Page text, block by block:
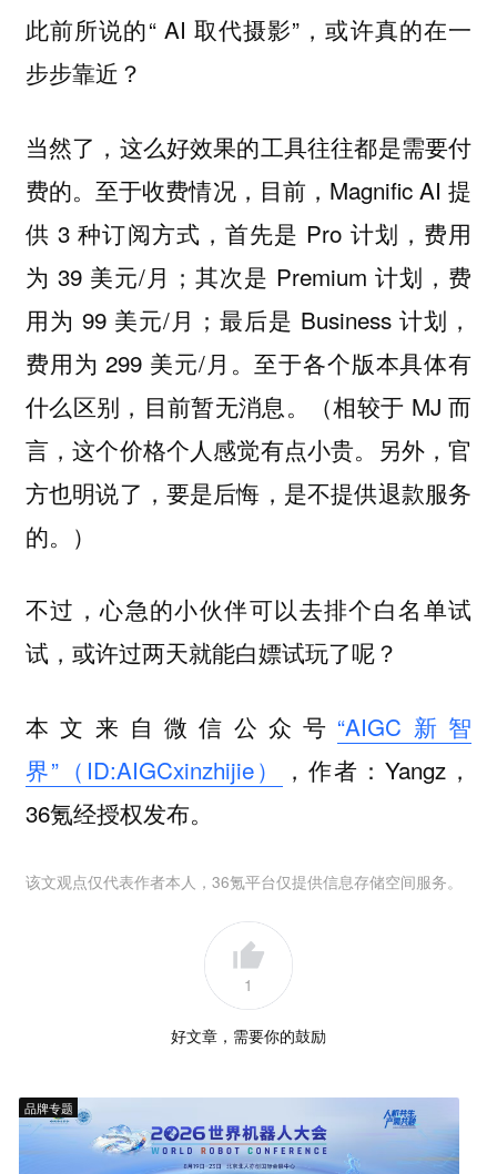
此前所说的“ AI 取代摄影”，或许真的在一
步步靠近？
当然了，这么好效果的工具往往都是需要付
费的。至于收费情况，目前，Magnific AI 提
供 3 种订阅方式，首先是 Pro 计划，费用
为 39 美元/月；其次是 Premium 计划，费
用为 99 美元/月；最后是 Business 计划，
费用为 299 美元/月。至于各个版本具体有
什么区别，目前暂无消息。（相较于 MJ 而
言，这个价格个人感觉有点小贵。另外，官
方也明说了，要是后悔，是不提供退款服务
的。）
不过，心急的小伙伴可以去排个白名单试
试，或许过两天就能白嫖试玩了呢？
本文来自微信公众号 “AIGC新智
界”（ID:AIGCxinzhijie）
，作者：Yangz，
36氪经授权发布。
该文观点仅代表作者本人，36氪平台仅提供信息存储空间服务。
1
好文章，需要你的鼓励
品牌专题